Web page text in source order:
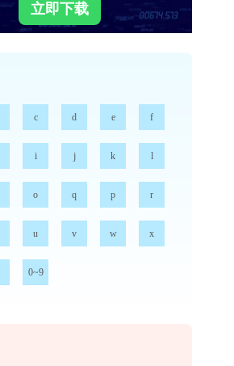
立即下载
c d e f
i j k l
o q p r
u v w x
0~9